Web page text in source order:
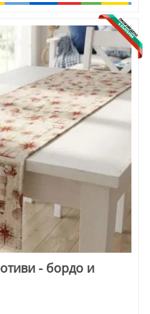
- бордо и